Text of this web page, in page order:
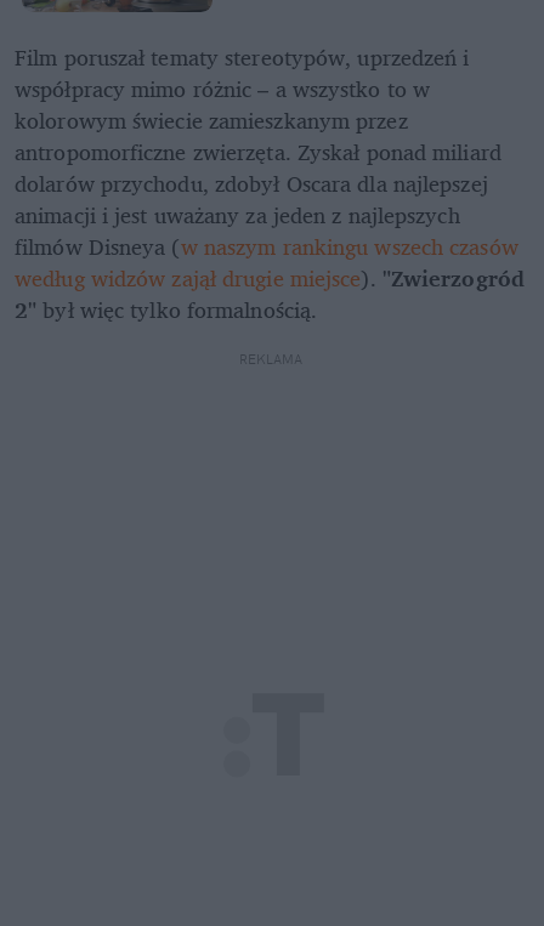
Film poruszał tematy stereotypów, uprzedzeń i
współpracy mimo różnic – a wszystko to w
kolorowym świecie zamieszkanym przez
antropomorficzne zwierzęta. Zyskał ponad miliard
dolarów przychodu, zdobył Oscara dla najlepszej
animacji i jest uważany za jeden z najlepszych
filmów Disneya (w naszym rankingu wszech czasów
według widzów zajął drugie miejsce). "Zwierzogród
2" był więc tylko formalnością.
REKLAMA